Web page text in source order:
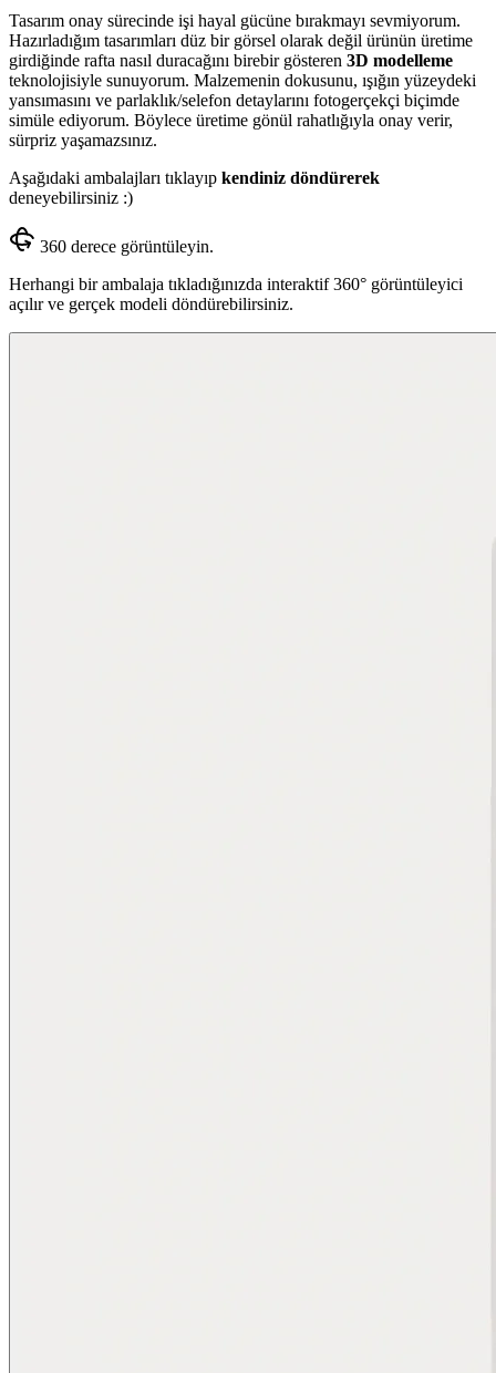
Tasarım onay sürecinde işi hayal gücüne bırakmayı sevmiyorum.
Hazırladığım tasarımları düz bir görsel olarak değil ürünün üretime
girdiğinde rafta nasıl duracağını birebir gösteren 3D modelleme
teknolojisiyle sunuyorum. Malzemenin dokusunu, ışığın yüzeydeki
yansımasını ve parlaklık/selefon detaylarını fotogerçekçi biçimde
simüle ediyorum. Böylece üretime gönül rahatlığıyla onay verir,
sürpriz yaşamazsınız.
Aşağıdaki ambalajları tıklayıp kendiniz döndürerek
deneyebilirsiniz :)
360 derece görüntüleyin.
Herhangi bir ambalaja tıkladığınızda interaktif 360° görüntüleyici
açılır ve gerçek modeli döndürebilirsiniz.